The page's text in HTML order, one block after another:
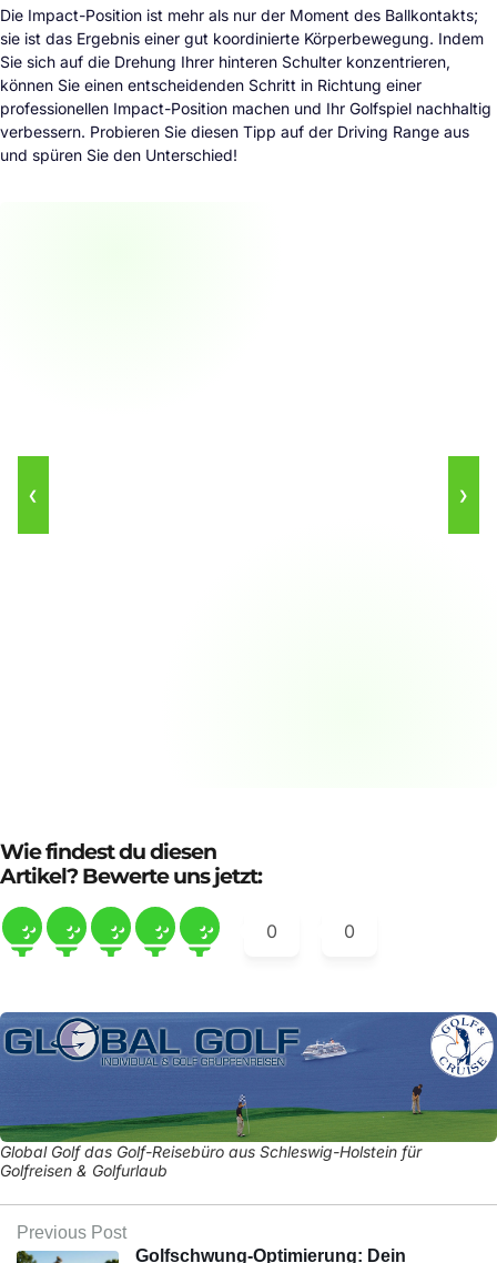
Die Impact-Position ist mehr als nur der Moment des Ballkontakts;
sie ist das Ergebnis einer gut koordinierte Körperbewegung. Indem
Sie sich auf die Drehung Ihrer hinteren Schulter konzentrieren,
können Sie einen entscheidenden Schritt in Richtung einer
professionellen Impact-Position machen und Ihr Golfspiel nachhaltig
verbessern. Probieren Sie diesen Tipp auf der Driving Range aus
und spüren Sie den Unterschied!
❮ ❯
Wie findest du diesen
Artikel? Bewerte uns jetzt:
0 0
Global Golf das Golf-Reisebüro aus Schleswig-Holstein für
Golfreisen & Golfurlaub
Previous Post
Golfschwung-Optimierung: Dein